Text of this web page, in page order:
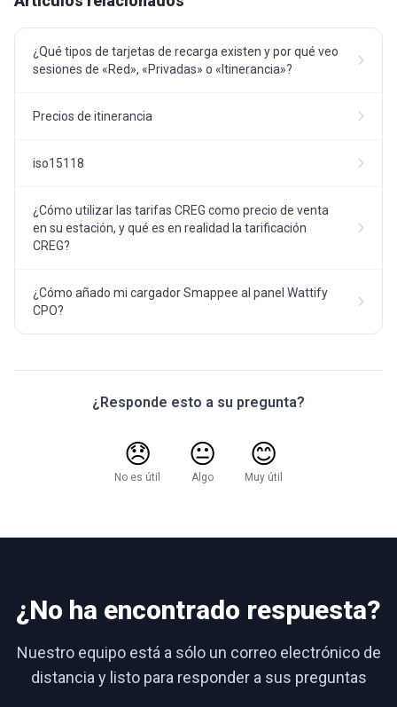
¿Qué tipos de tarjetas de recarga existen y por qué veo
sesiones de «Red», «Privadas» o «Itinerancia»?
Precios de itinerancia
iso15118
¿Cómo utilizar las tarifas CREG como precio de venta
en su estación, y qué es en realidad la tarificación
CREG?
¿Cómo añado mi cargador Smappee al panel Wattify
CPO?
¿Responde esto a su pregunta?
😞
No es útil
😐
Algo
😊
Muy útil
¿No ha encontrado respuesta?
Nuestro equipo está a sólo un correo electrónico de
distancia y listo para responder a sus preguntas